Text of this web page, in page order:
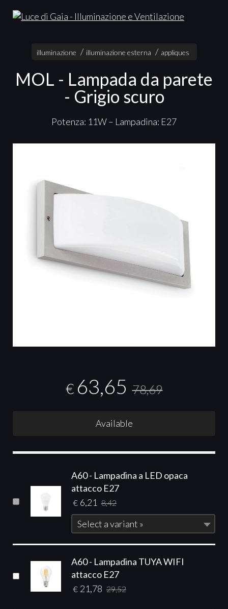
illuminazione illuminazione esterna appliques
MOL - Lampada da parete
- Grigio scuro
Potenza: 11W – Lampadina: E27
€ 63,65 78,69
Available
A60 - Lampadina a LED opaca
attacco E27
€ 6,21 8,42
Select a variant »
A60 - Lampadina TUYA WIFI
attacco E27
€ 21,78 29,52